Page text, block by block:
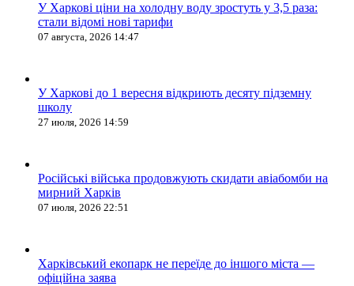
У Харкові ціни на холодну воду зростуть у 3,5 раза:
стали відомі нові тарифи
07 августа, 2026 14:47
У Харкові до 1 вересня відкриють десяту підземну
школу
27 июля, 2026 14:59
Російські війська продовжують скидати авіабомби на
мирний Харків
07 июля, 2026 22:51
Харківський екопарк не переїде до іншого міста —
офіційна заява